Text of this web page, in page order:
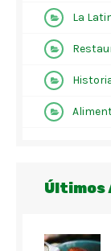
La